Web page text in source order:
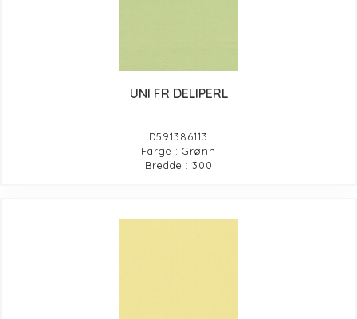
UNI FR DELIPERL
D591386113
Farge : Grønn
Bredde : 300